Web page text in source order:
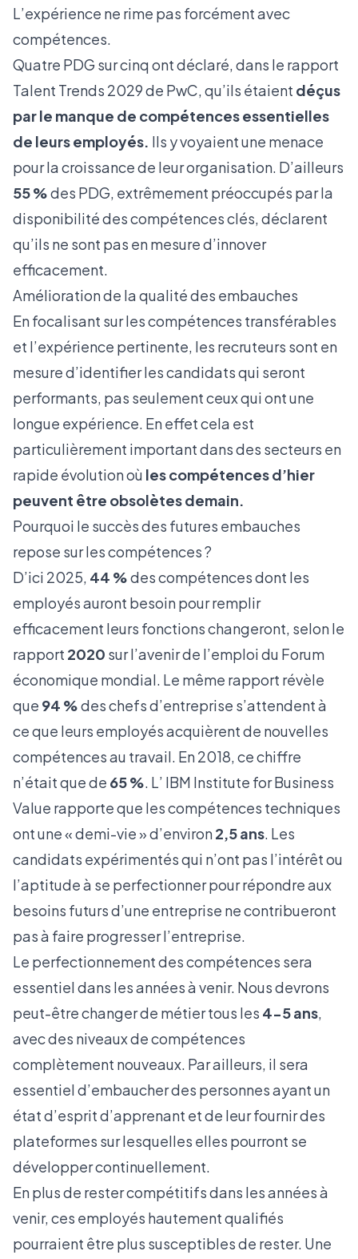
L’expérience ne rime pas forcément avec
compétences.
Quatre PDG sur cinq ont déclaré, dans le rapport
Talent Trends 2029 de PwC, qu’ils étaient déçus
par le manque de compétences essentielles
de leurs employés. Ils y voyaient une menace
pour la croissance de leur organisation. D’ailleurs
55 %des PDG, extrêmement préoccupés par la
disponibilité des compétences clés, déclarent
qu’ils ne sont pas en mesure d’innover
efficacement.
Amélioration de la qualité des embauches
En focalisant sur les compétences transférables
et l’expérience pertinente, les recruteurs sont en
mesure d’identifier les candidats qui seront
performants, pas seulement ceux qui ont une
longue expérience. En effet cela est
particulièrement important dans des secteurs en
rapide évolution où les compétences d’hier
peuvent être obsolètes demain.
Pourquoi le succès des futures embauches
repose sur les compétences ?
D’ici 2025, 44 %des compétences dont les
employés auront besoin pour remplir
efficacement leurs fonctions changeront, selon le
rapport 2020 sur l’avenir de l’emploi du Forum
économique mondial. Le même rapport révèle
que 94 %des chefs d’entreprise s’attendent à
ce que leurs employés acquièrent de nouvelles
compétences au travail. En 2018, ce chiffre
n’était que de 65 %. L’ IBM Institute for Business
Value rapporte que les compétences techniques
ont une « demi-vie » d’environ2,5 ans. Les
candidats expérimentés qui n’ont pas l’intérêt ou
l’aptitude à se perfectionner pour répondre aux
besoins futurs d’une entreprise ne contribueront
pas à faire progresser l’entreprise.
Le perfectionnement des compétences sera
essentiel dans les années à venir. Nous devrons
peut-être changer de métier tous les 4-5 ans,
avec des niveaux de compétences
complètement nouveaux. Par ailleurs, il sera
essentiel d’embaucher des personnes ayant un
état d’esprit d’apprenant et de leur fournir des
plateformes sur lesquelles elles pourront se
développer continuellement.
En plus de rester compétitifs dans les années à
venir, ces employés hautement qualifiés
pourraient être plus susceptibles de rester. Une